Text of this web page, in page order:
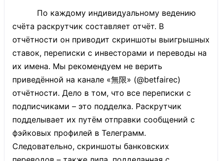
По каждому индивидуальному ведению
счёта раскрутчик составляет отчёт. В
отчётности он приводит скриншоты выигрышных
ставок, переписки с инвесторами и переводы на
их имена. Мы рекомендуем не верить
приведённой на канале «無限» (@betfairec)
отчётности. Дело в том, что все переписки с
подписчиками – это подделка. Раскрутчик
подделывает их путём отправки сообщений с
фэйковых профилей в Телеграмм.
Следовательно, скриншоты банковских